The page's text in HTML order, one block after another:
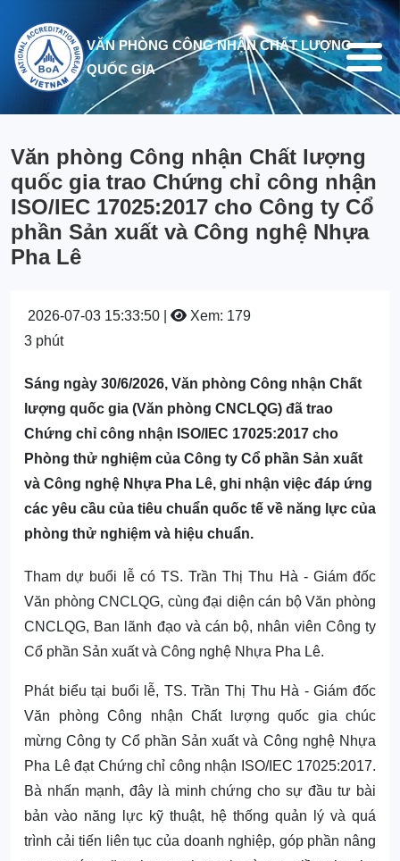
Nhảy đến nội dung
VĂN PHÒNG CÔNG NHẬN CHẤT LƯỢNG
QUỐC GIA
Văn phòng Công nhận Chất lượng
quốc gia trao Chứng chỉ công nhận
ISO/IEC 17025:2017 cho Công ty Cổ
phần Sản xuất và Công nghệ Nhựa
Pha Lê
2026-07-03 15:33:50 |
Xem: 179
3 phút
Sáng ngày 30/6/2026, Văn phòng Công nhận Chất
lượng quốc gia (Văn phòng CNCLQG) đã trao
Chứng chỉ công nhận ISO/IEC 17025:2017 cho
Phòng thử nghiệm của Công ty Cổ phần Sản xuất
và Công nghệ Nhựa Pha Lê, ghi nhận việc đáp ứng
các yêu cầu của tiêu chuẩn quốc tế về năng lực của
phòng thử nghiệm và hiệu chuẩn.
Tham dự buổi lễ có TS. Trần Thị Thu Hà - Giám đốc
Văn phòng CNCLQG, cùng đại diện cán bộ Văn phòng
CNCLQG, Ban lãnh đạo và cán bộ, nhân viên Công ty
Cổ phần Sản xuất và Công nghệ Nhựa Pha Lê.
Phát biểu tại buổi lễ, TS. Trần Thị Thu Hà - Giám đốc
Văn phòng Công nhận Chất lượng quốc gia chúc
mừng Công ty Cổ phần Sản xuất và Công nghệ Nhựa
Pha Lê đạt Chứng chỉ công nhận ISO/IEC 17025:2017.
Bà nhấn mạnh, đây là minh chứng cho sự đầu tư bài
bản vào năng lực kỹ thuật, hệ thống quản lý và quá
trình cải tiến liên tục của doanh nghiệp, góp phần nâng